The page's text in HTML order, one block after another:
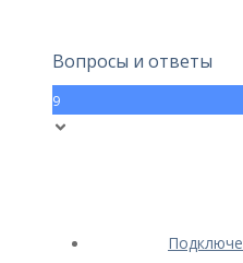
Вопросы и ответы
9